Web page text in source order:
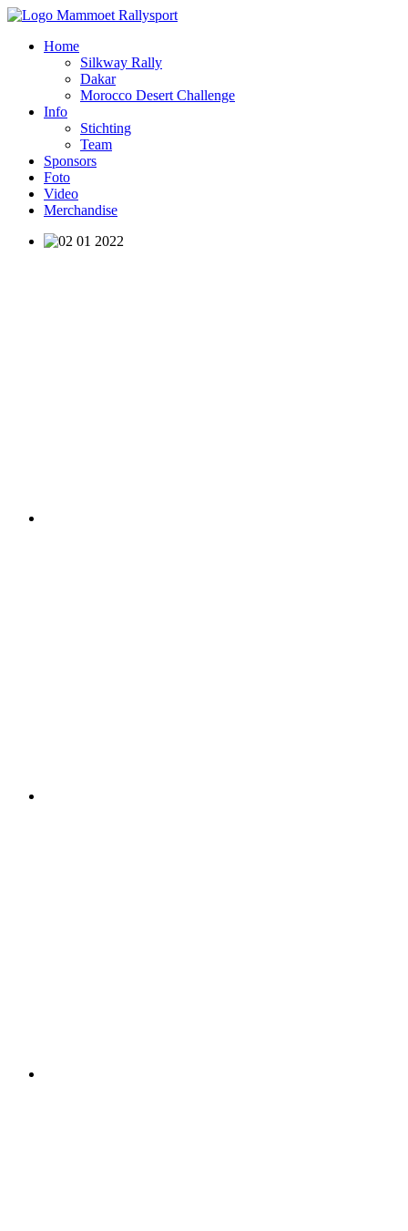
Home
Silkway Rally
Dakar
Morocco Desert Challenge
Info
Stichting
Team
Sponsors
Foto
Video
Merchandise